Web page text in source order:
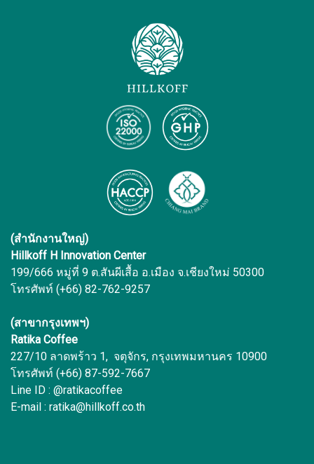
(สำนักงานใหญ่)
Hillkoff H Innovation Center
199/666 หมู่ที่ 9 ต.สันผีเสื้อ อ.เมือง จ.เชียงใหม่ 50300
โทรศัพท์ (+66) 82-762-9257
(สาขากรุงเทพฯ)
Ratika Coffee
227/10 ลาดพร้าว 1, จตุจักร, กรุงเทพมหานคร 10900
โทรศัพท์ (+66) 87-592-7667
Line ID : @ratikacoffee
E-mail : ratika@hillkoff.co.th